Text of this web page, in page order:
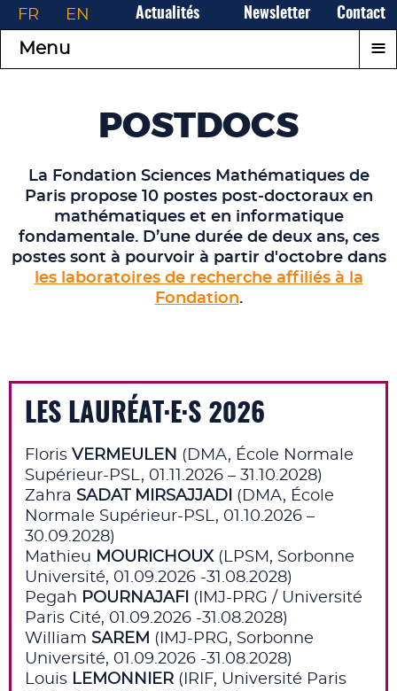
Actualités Newsletter Contact
FR EN
Menu ≡
POSTDOCS
La Fondation Sciences Mathématiques de
Paris propose 10 postes post‑doctoraux en
mathématiques et en informatique
fondamentale. D’une durée de deux ans, ces
postes sont à pourvoir à partir d'octobre dans
les laboratoires de recherche affiliés à la
Fondation.
LES LAURÉAT·E·S 2026
Floris VERMEULEN (DMA, École Normale
Supérieur-PSL, 01.11.2026 – 31.10.2028)
Zahra SADAT MIRSAJJADI (DMA, École
Normale Supérieur-PSL, 01.10.2026 –
30.09.2028)
Mathieu MOURICHOUX(LPSM, Sorbonne
Université, 01.09.2026 -31.08.2028)
Pegah POURNAJAFI (IMJ-PRG / Université
Paris Cité, 01.09.2026 -31.08.2028)
William SAREM (IMJ-PRG, Sorbonne
Université, 01.09.2026 -31.08.2028)
Louis LEMONNIER (IRIF, Université Paris